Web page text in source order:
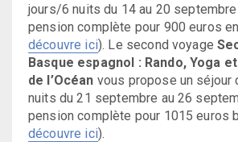
jours/6 nuits du 14 au 20
pension complète pour 900 euros
découvre ici). Le second voyage
Basque espagnol : Rando, Yoga
de l’Océan vous propose un séjour
nuits du 21 septembre au 26
pension complète pour 1015 euros
découvre ici).